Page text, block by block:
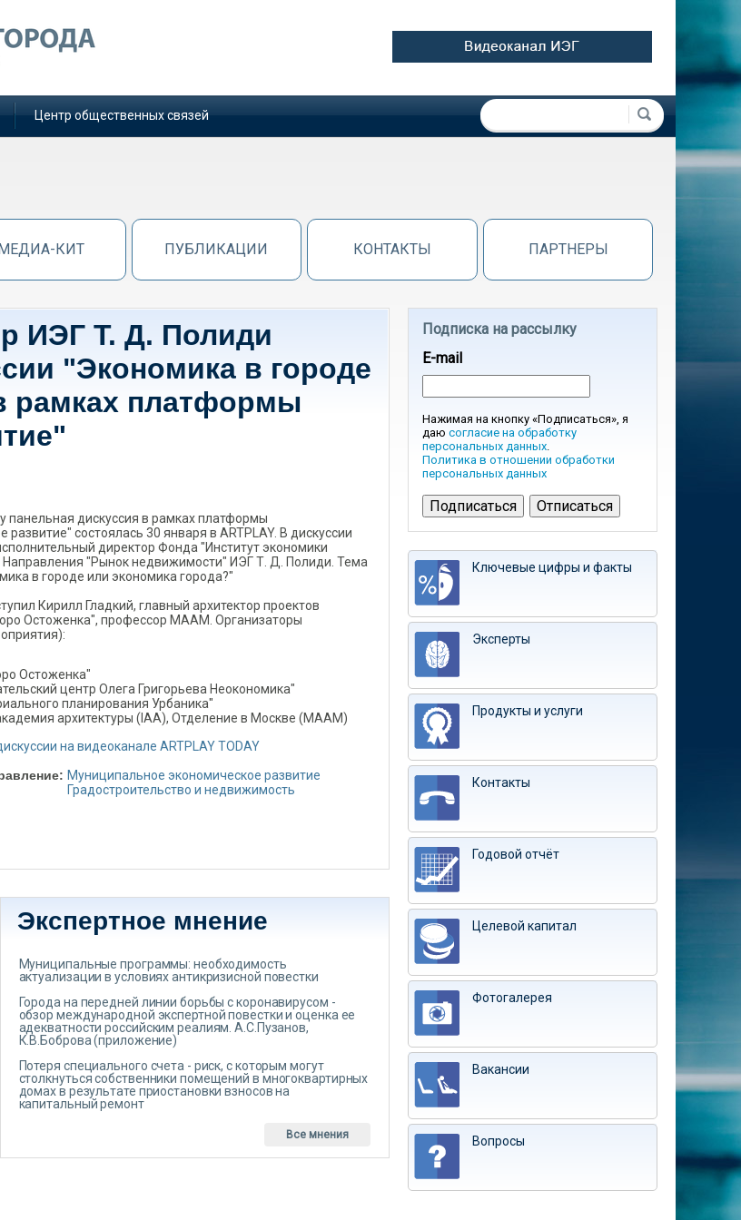
Центр общественных связей Форма поиска
Поиск
КИТ ПУБЛИКАЦИИ КОНТАКТЫ ПАРТНЕРЫ
ИЭГ Т. Д. Полиди
"Экономика в городе
рамках платформы
панельная дискуссия в рамках платформы
развитие" состоялась 30 января в ARTPLAY. В дискуссии
директор Фонда "Институт экономики
Направления "Рынок недвижимости" ИЭГ Т. Д. Полиди. Тема
в городе или экономика города?"
Кирилл Гладкий, главный архитектор проектов
Остоженка", профессор МААМ. Организаторы
Остоженка"
центр Олега Григорьева Неокономика"
планирования Урбаника"
архитектуры (IAA), Отделение в Москве (MAAM)
на видеоканале ARTPLAY TODAY
Муниципальное экономическое развитие
Градостроительство и недвижимость
Экспертное мнение
Муниципальные программы: необходимость
актуализации в условиях антикризисной повестки
Города на передней линии борьбы с коронавирусом -
обзор международной экспертной повестки и оценка ее
адекватности российским реалиям. А.С.Пузанов,
К.В.Боброва (приложение)
Потеря специального счета - риск, с которым могут
столкнуться собственники помещений в многоквартирных
домах в результате приостановки взносов на
капитальный ремонт
Все мнения
Подписка на рассылку
E-mail
Нажимая на кнопку «Подписаться», я
даю согласие на обработку
персональных данных.
Политика в отношении обработки
персональных данных
Ключевые цифры и факты
Эксперты
Продукты и услуги
Контакты
Годовой отчёт
Целевой капитал
Фотогалерея
Вакансии
Вопросы